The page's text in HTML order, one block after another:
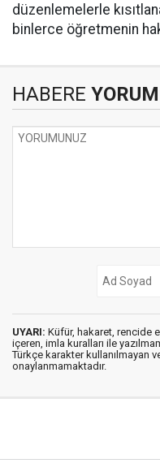
düzenlemelerle
binlerce öğretmenin
HABERE
UYARI: Küfür, hakaret, rencide
içeren, imla kuralları ile
Türkçe karakter kullanılmayan
onaylanmamaktadır.